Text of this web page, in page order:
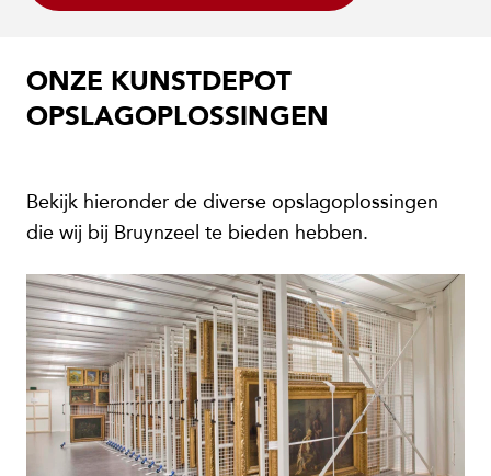
ONZE KUNSTDEPOT
OPSLAGOPLOSSINGEN
Bekijk hieronder de diverse opslagoplossingen
die wij bij Bruynzeel te bieden hebben.